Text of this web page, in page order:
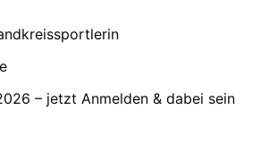
– jetzt Anmelden & dabei sein